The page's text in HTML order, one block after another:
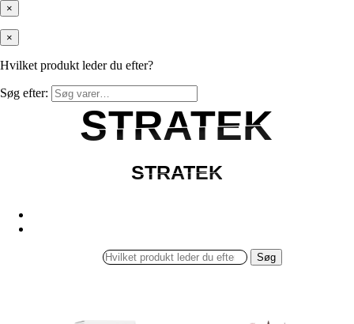
×
×
Hvilket produkt leder du efter?
Søg efter:
STRATEK
STRATEK
STRATEK
STRATEK
Søg